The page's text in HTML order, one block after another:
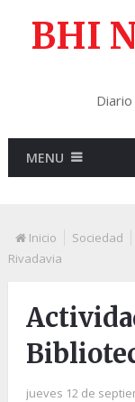
BHI
MENU
Inicio Sociedad
Rivadavia
jueves 12 de